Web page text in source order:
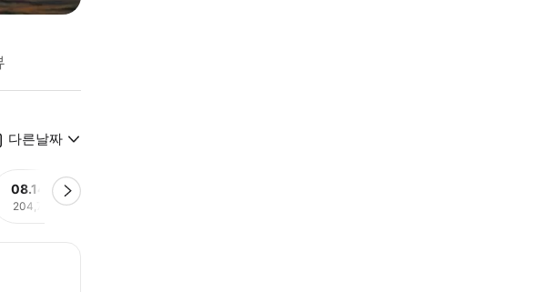
다른날짜
08.14(금)
204,770원